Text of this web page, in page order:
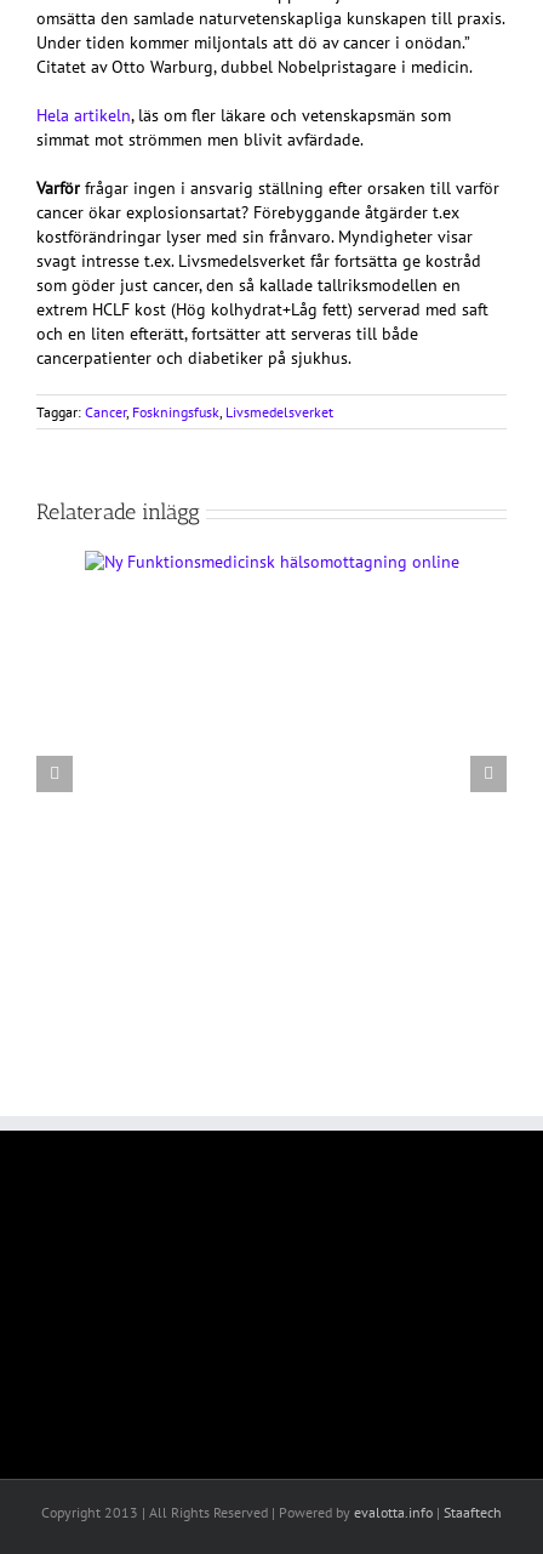
omsätta den samlade naturvetenskapliga kunskapen till praxis.
Under tiden kommer miljontals att dö av cancer i onödan.”
Citatet av Otto Warburg, dubbel Nobelpristagare i medicin.
Hela artikeln, läs om fler läkare och vetenskapsmän som
simmat mot strömmen men blivit avfärdade.
Varför frågar ingen i ansvarig ställning efter orsaken till varför
cancer ökar explosionsartat? Förebyggande åtgärder t.ex
kostförändringar lyser med sin frånvaro. Myndigheter visar
svagt intresse t.ex. Livsmedelsverket får fortsätta ge kostråd
som göder just cancer, den så kallade tallriksmodellen en
extrem HCLF kost (Hög kolhydrat+Låg fett) serverad med saft
och en liten efterätt, fortsätter att serveras till både
cancerpatienter och diabetiker på sjukhus.
Taggar: Cancer, Foskningsfusk, Livsmedelsverket
Relaterade inlägg
Copyright 2013 | All Rights Reserved | Powered by evalotta.info | Staaftech